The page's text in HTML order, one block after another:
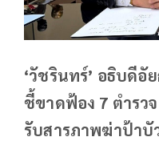
‘วัชรินทร์’ อธิบดีอั
ชี้ขาดฟ้อง 7 ตำรวจ
รับสารภาพฆ่าป้า